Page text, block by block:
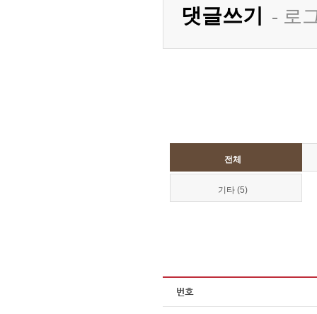
전체
기타 (5)